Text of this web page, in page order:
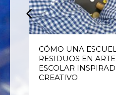
CÓMO UNA
RESIDUOS EN
ESCOLAR
CREATIVO